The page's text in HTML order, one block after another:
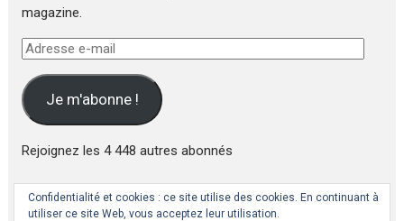
magazine.
Adresse
mail Je m'abonne !
Rejoignez les 4 448 autres abonnés
Rejoignez nous sur les différents canaux !
Confidentialité et cookies : ce site utilise des cookies. En continuant à
utiliser ce site Web, vous acceptez leur utilisation.